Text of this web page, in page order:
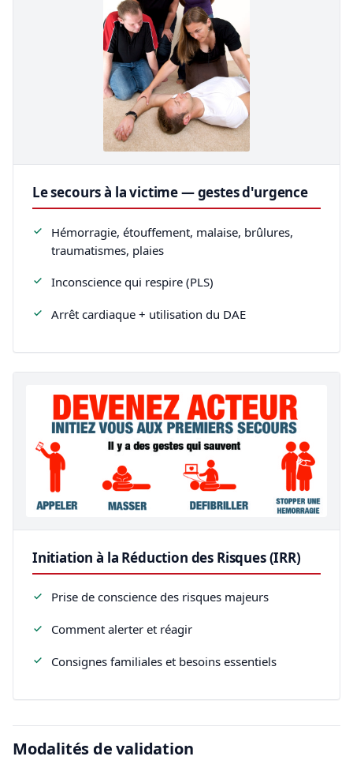
Le secours à la victime — gestes d'urgence
Hémorragie, étouffement, malaise, brûlures,
traumatismes, plaies
Inconscience qui respire (PLS)
Arrêt cardiaque + utilisation du DAE
Initiation à la Réduction des Risques (IRR)
Prise de conscience des risques majeurs
Comment alerter et réagir
Consignes familiales et besoins essentiels
Modalités de validation